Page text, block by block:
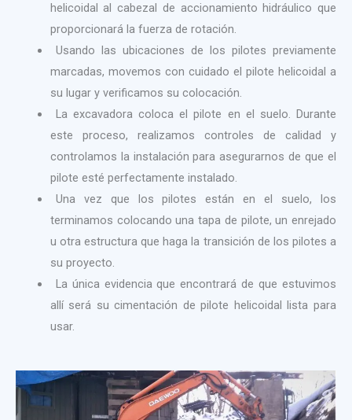
helicoidal al cabezal de accionamiento hidráulico que
proporcionará la fuerza de rotación.
Usando las ubicaciones de los pilotes previamente
marcadas, movemos con cuidado el pilote helicoidal a
su lugar y verificamos su colocación.
La excavadora coloca el pilote en el suelo. Durante
este proceso, realizamos controles de calidad y
controlamos la instalación para asegurarnos de que el
pilote esté perfectamente instalado.
Una vez que los pilotes están en el suelo, los
terminamos colocando una tapa de pilote, un enrejado
u otra estructura que haga la transición de los pilotes a
su proyecto.
La única evidencia que encontrará de que estuvimos
allí será su cimentación de pilote helicoidal lista para
usar.